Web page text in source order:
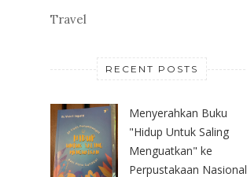
Travel
RECENT POSTS
Menyerahkan Buku
"Hidup Untuk Saling
Menguatkan" ke
Perpustakaan Nasional